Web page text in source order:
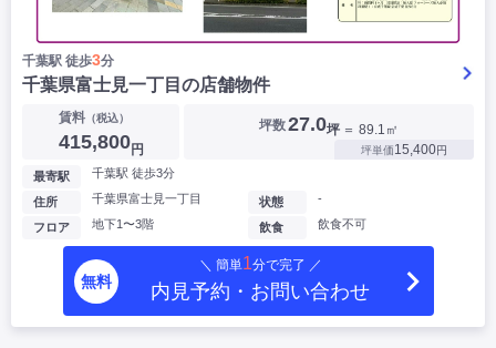
千葉駅 徒歩3分
千葉県富士見一丁目の店舗物件
賃料（税込）
415,800円
坪数27.0坪 ＝ 89.1㎡
坪単価15,400円
最寄駅 千葉駅 徒歩3分
住所 千葉県富士見一丁目
フロア 地下1〜3階
状態 -
飲食 飲食不可
無料
＼ 簡単1分で完了 ／
内見予約・お問い合わせ